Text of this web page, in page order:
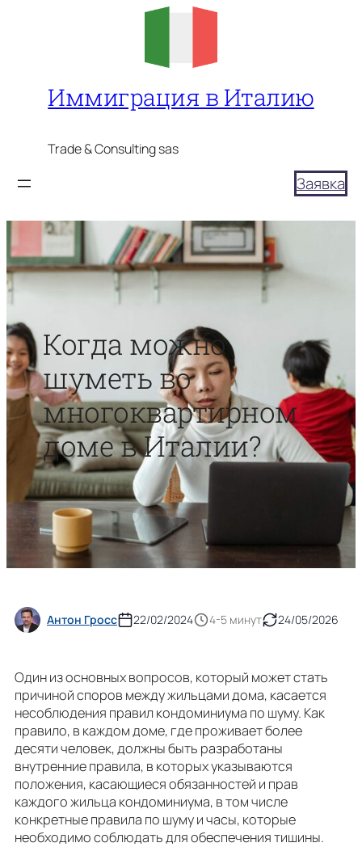
Иммиграция в Италию
Trade & Consulting sas
Заявка
Когда можно
шуметь во
многоквартирном
доме в Италии?
Антон Гросс 22/02/2024 4-5 минут 24/05/2026
Один из основных вопросов, который может стать
причиной споров между жильцами дома, касается
несоблюдения правил кондоминиума по шуму. Как
правило, в каждом доме, где проживает более
десяти человек, должны быть разработаны
внутренние правила, в которых указываются
положения, касающиеся обязанностей и прав
каждого жильца кондоминиума, в том числе
конкретные правила по шуму и часы, которые
необходимо соблюдать для обеспечения тишины.